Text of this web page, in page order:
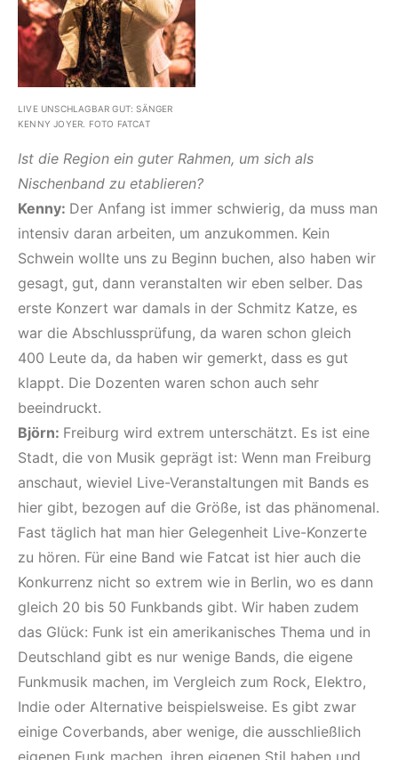
LIVE UNSCHLAGBAR GUT: SÄNGER
KENNY JOYER. FOTO FATCAT
Ist die Region ein guter Rahmen, um sich als
Nischenband zu etablieren?
Kenny: Der Anfang ist immer schwierig, da muss man
intensiv daran arbeiten, um anzukommen. Kein
Schwein wollte uns zu Beginn buchen, also haben wir
gesagt, gut, dann veranstalten wir eben selber. Das
erste Konzert war damals in der Schmitz Katze, es
war die Abschlussprüfung, da waren schon gleich
400 Leute da, da haben wir gemerkt, dass es gut
klappt. Die Dozenten waren schon auch sehr
beeindruckt.
Björn: Freiburg wird extrem unterschätzt. Es ist eine
Stadt, die von Musik geprägt ist: Wenn man Freiburg
anschaut, wieviel Live-Veranstaltungen mit Bands es
hier gibt, bezogen auf die Größe, ist das phänomenal.
Fast täglich hat man hier Gelegenheit Live-Konzerte
zu hören. Für eine Band wie Fatcat ist hier auch die
Konkurrenz nicht so extrem wie in Berlin, wo es dann
gleich 20 bis 50 Funkbands gibt. Wir haben zudem
das Glück: Funk ist ein amerikanisches Thema und in
Deutschland gibt es nur wenige Bands, die eigene
Funkmusik machen, im Vergleich zum Rock, Elektro,
Indie oder Alternative beispielsweise. Es gibt zwar
einige Coverbands, aber wenige, die ausschließlich